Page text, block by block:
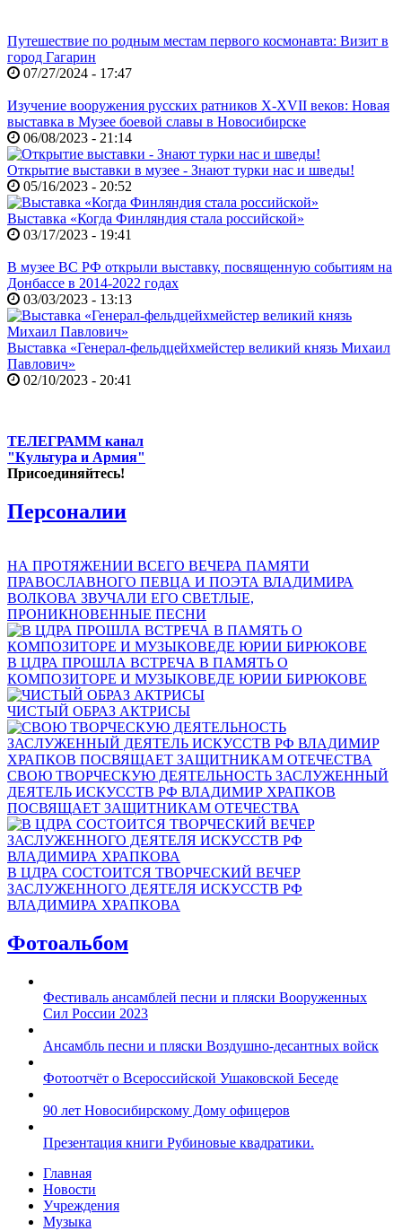
Путешествие по родным местам первого космонавта: Визит в
город Гагарин
07/27/2024 - 17:47
Изучение вооружения русских ратников X-XVII веков: Новая
выставка в Музее боевой славы в Новосибирске
06/08/2023 - 21:14
Открытие выставки в музее - Знают турки нас и шведы!
05/16/2023 - 20:52
Выставка «Когда Финляндия стала российской»
03/17/2023 - 19:41
В музее ВС РФ открыли выставку, посвященную событиям на
Донбассе в 2014-2022 годах
03/03/2023 - 13:13
Выставка «Генерал-фельдцейхмейстер великий князь Михаил
Павлович»
02/10/2023 - 20:41
ТЕЛЕГРАММ канал
"Культура и Армия"
Присоединяйтесь!
Персоналии
НА ПРОТЯЖЕНИИ ВСЕГО ВЕЧЕРА ПАМЯТИ
ПРАВОСЛАВНОГО ПЕВЦА И ПОЭТА ВЛАДИМИРА
ВОЛКОВА ЗВУЧАЛИ ЕГО СВЕТЛЫЕ,
ПРОНИКНОВЕННЫЕ ПЕСНИ
В ЦДРА ПРОШЛА ВСТРЕЧА В ПАМЯТЬ О
КОМПОЗИТОРЕ И МУЗЫКОВЕДЕ ЮРИИ БИРЮКОВЕ
ЧИСТЫЙ ОБРАЗ АКТРИСЫ
СВОЮ ТВОРЧЕСКУЮ ДЕЯТЕЛЬНОСТЬ ЗАСЛУЖЕННЫЙ
ДЕЯТЕЛЬ ИСКУССТВ РФ ВЛАДИМИР ХРАПКОВ
ПОСВЯЩАЕТ ЗАЩИТНИКАМ ОТЕЧЕСТВА
В ЦДРА СОСТОИТСЯ ТВОРЧЕСКИЙ ВЕЧЕР
ЗАСЛУЖЕННОГО ДЕЯТЕЛЯ ИСКУССТВ РФ
ВЛАДИМИРА ХРАПКОВА
Фотоальбом
Фестиваль ансамблей песни и пляски Вооруженных
Сил России 2023
Ансамбль песни и пляски Воздушно-десантных войск
Фотоотчёт о Всероссийской Ушаковской Беседе
90 лет Новосибирскому Дому офицеров
Презентация книги Рубиновые квадратики.
Главная
Новости
Учреждения
Музыка